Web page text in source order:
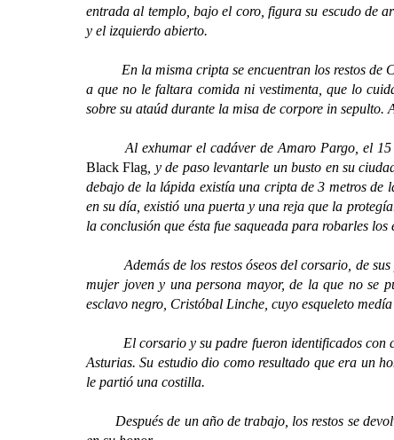
entrada al templo, bajo el coro, figura su escudo de
y el izquierdo abierto.
En la misma cripta se encuentran los restos de
a que no le faltara comida ni vestimenta, que lo
sobre su ataúd durante la misa de corpore in sepulto.
Al exhumar el cadáver de Amaro Pargo, el 15
Black Flag , y de paso levantarle un busto en su
debajo de la lápida existía una cripta de 3 metros de
en su día, existió una puerta y una reja que la
la conclusión que ésta fue saqueada para robarles los
Además de los restos óseos del corsario, de sus
mujer joven y una persona mayor, de la que no se
esclavo negro, Cristóbal Linche, cuyo esqueleto
El corsario y su padre fueron identificados con
Asturias. Su estudio dio como resultado que era un
le partió una costilla.
Después de un año de trabajo, los restos se